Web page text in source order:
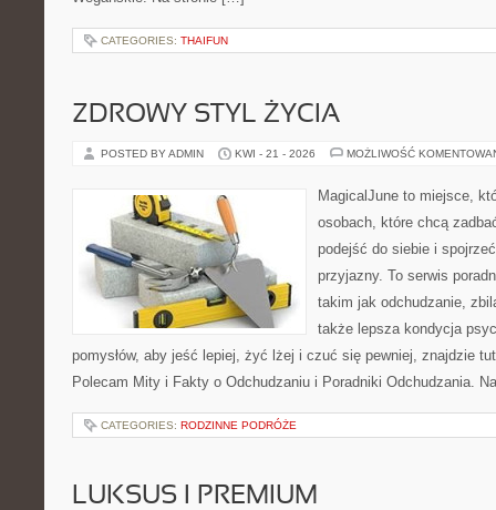
CATEGORIES: THAIFUN
ZDROWY STYL ŻYCIA
POSTED BY ADMIN KWI - 21 - 2026 MOŻLIWOŚĆ
MagicalJune to miejsce,
osobach, które chcą
podejść do siebie i
przyjazny. To serwis
takim jak odchudzanie,
także lepsza kondycja
pomysłów, aby jeść lepiej, żyć lżej i czuć się pewniej, znajdzie
Polecam Mity i Fakty o Odchudzaniu i Poradniki Odchudzania.
CATEGORIES: RODZINNE PODRÓŻE
LUKSUS I PREMIUM